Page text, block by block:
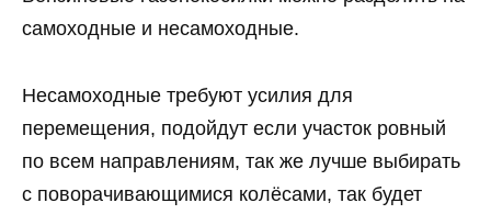
самоходные и несамоходные.
Несамоходные требуют усилия для
перемещения, подойдут если участок ровный
по всем направлениям, так же лучше выбирать
с поворачивающимися колёсами, так будет